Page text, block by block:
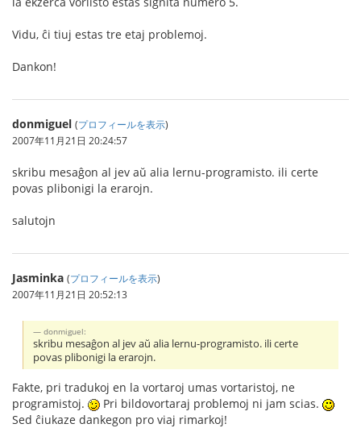
Vidu, ĉi tiuj estas tre etaj problemoj.
Dankon!
donmiguel (プロフィールを表示)
2007年11月21日 20:24:57
skribu mesaĝon al jev aŭ alia lernu-programisto. ili certe
povas plibonigi la erarojn.
salutojn
Jasminka (プロフィールを表示)
2007年11月21日 20:52:13
donmiguel:
skribu mesaĝon al jev aŭ alia lernu-programisto. ili certe
povas plibonigi la erarojn.
Fakte, pri tradukoj en la vortaroj umas vortaristoj, ne
programistoj.
Pri bildovortaraj problemoj ni jam scias.
Sed ĉiukaze dankegon pro viaj rimarkoj!